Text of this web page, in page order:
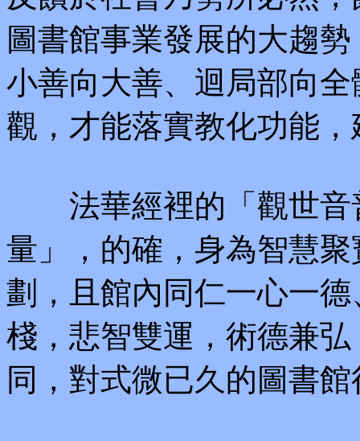
圖書館事業發展的大趨
小善向大善、迴局部向
觀，才能落實教化功能
法華經裡的「觀世音
量」，的確，身為智慧
劃，且館內同仁一心一
棧，悲智雙運，術德兼
同，對式微已久的圖書